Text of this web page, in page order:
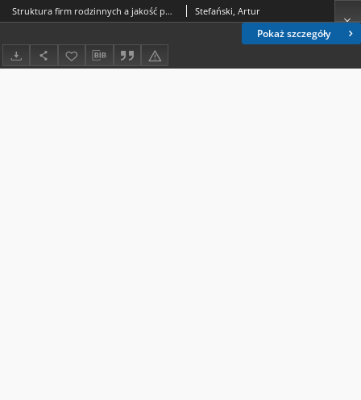
Pokaż szczegóły
Struktura firm rodzinnych a jakość portfela kredytowego na przykładzie wybranych banków spółdzielczych Stefański, Artur